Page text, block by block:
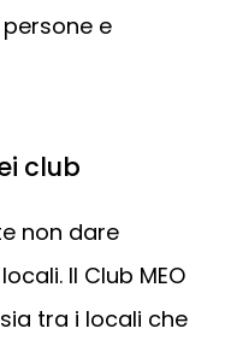
e
club
non dare
Il Club MEO
tra i locali che